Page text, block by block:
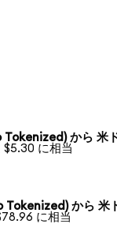
から 米
$5.30 に相当
Tokenized) から 米
に相当